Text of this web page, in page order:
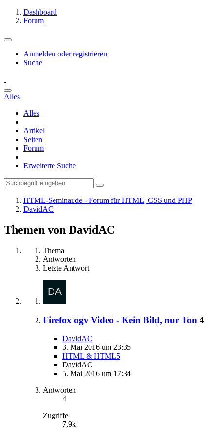
Dashboard
Forum
Anmelden oder registrieren
Suche
Alles
Alles
Artikel
Seiten
Forum
Erweiterte Suche
HTML-Seminar.de - Forum für HTML, CSS und PHP
DavidAC
Themen von DavidAC
Thema
Antworten
Letzte Antwort
Firefox ogv Video - Kein Bild, nur Ton 4
DavidAC
3. Mai 2016 um 23:35
HTML & HTML5
DavidAC
5. Mai 2016 um 17:34
Antworten
4
Zugriffe
7,9k